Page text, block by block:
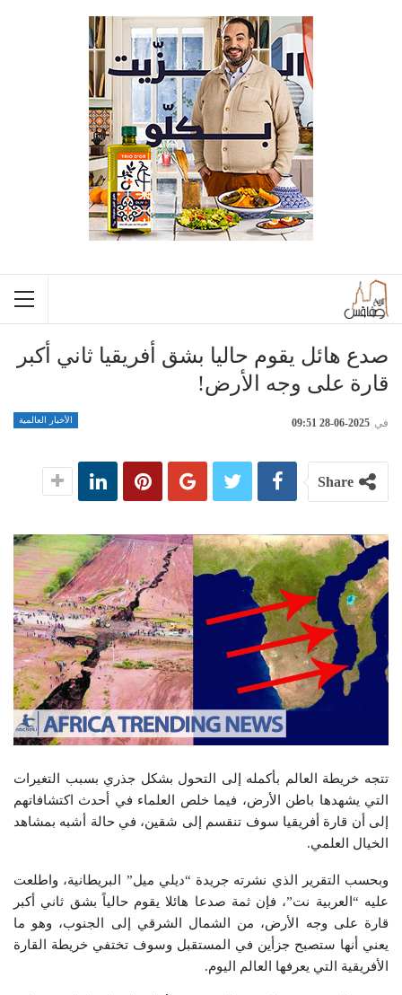
صدع هائل يقوم حاليا بشق أفريقيا ثاني أكبر
قارة على وجه الأرض!
الأخبار العالمية في 2025-06-28 09:51
Share
تتجه خريطة العالم بأكمله إلى التحول بشكل جذري بسبب التغيرات
التي يشهدها باطن الأرض، فيما خلص العلماء في أحدث اكتشافاتهم
إلى أن قارة أفريقيا سوف تنقسم إلى شقين، في حالة أشبه بمشاهد
الخيال العلمي.
وبحسب التقرير الذي نشرته جريدة “ديلي ميل” البريطانية، واطلعت
عليه “العربية نت”، فإن ثمة صدعا هائلا يقوم حالياً بشق ثاني أكبر
قارة على وجه الأرض، من الشمال الشرقي إلى الجنوب، وهو ما
يعني أنها ستصبح جزأين في المستقبل وسوف تختفي خريطة القارة
الأفريقية التي يعرفها العالم اليوم.